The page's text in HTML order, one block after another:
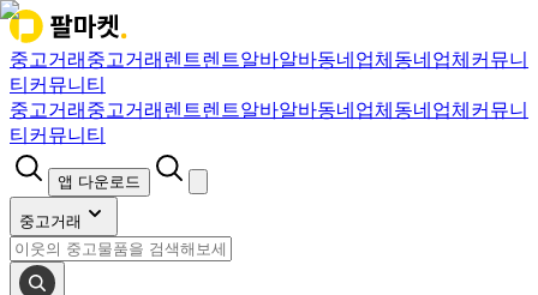
중고거래 중고거래 렌트렌트알바알바동네업체 동네업체 커뮤니
티 커뮤니티
중고거래 중고거래 렌트렌트알바알바동네업체 동네업체 커뮤니
티 커뮤니티
앱 다운로드
중고거래